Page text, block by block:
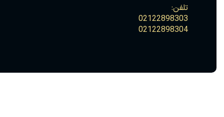
تلفن
02122898303
02122898304